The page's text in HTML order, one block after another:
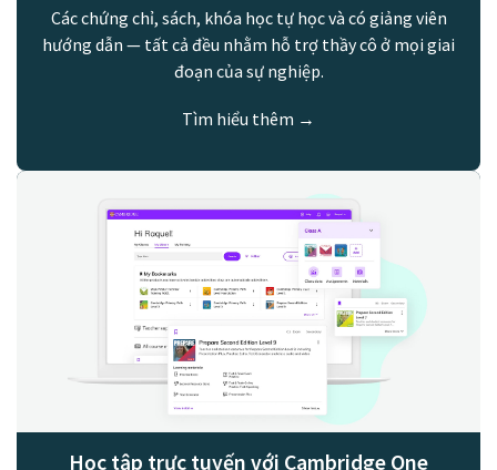
Các chứng chỉ, sách, khóa học tự học và có giảng viên
hướng dẫn — tất cả đều nhằm hỗ trợ thầy cô ở mọi giai
đoạn của sự nghiệp.
Tìm hiểu thêm →
Học tập trực tuyến với Cambridge One